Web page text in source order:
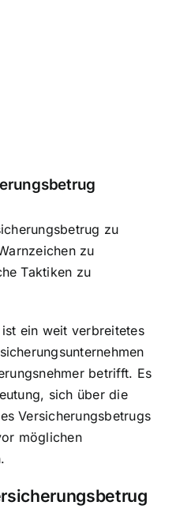
zu
zu
Taktiken zu
ein weit verbreitetes
betrifft. Es
sich über die
Versicherungsbetrugs
möglichen